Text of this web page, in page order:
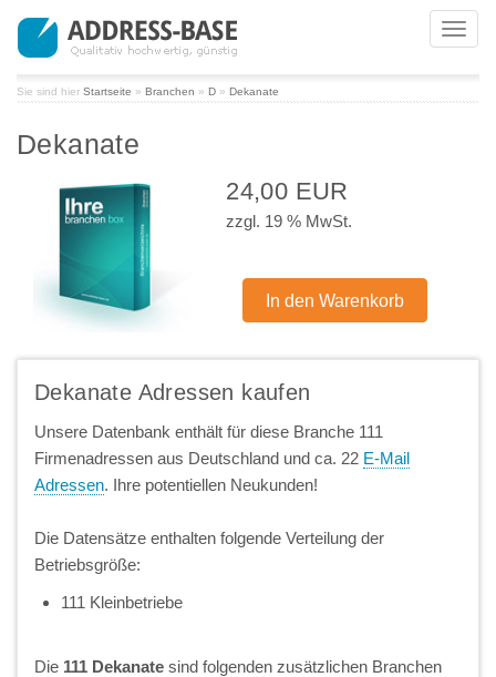
Sie sind hier Startseite » Branchen » D » Dekanate
Dekanate
24,00 EUR
zzgl. 19 % MwSt.
Dekanate Adressen kaufen
Unsere Datenbank enthält für diese Branche 111
Firmenadressen aus Deutschland und ca. 22 E-Mail
Adressen. Ihre potentiellen Neukunden!
Die Datensätze enthalten folgende Verteilung der
Betriebsgröße:
111 Kleinbetriebe
Die 111 Dekanate sind folgenden zusätzlichen Branchen